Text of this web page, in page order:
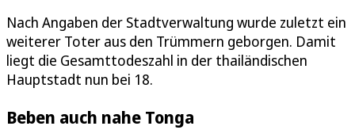
Nach Angaben der Stadtverwaltung wurde zuletzt ein
weiterer Toter aus den Trümmern geborgen. Damit
liegt die Gesamttodeszahl in der thailändischen
Hauptstadt nun bei 18.
Beben auch nahe Tonga